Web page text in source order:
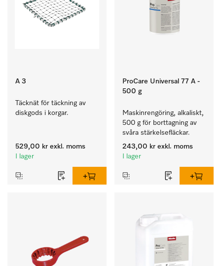
A 3
Täcknät för täckning av
diskgods i korgar.
529,00 kr exkl. moms
I lager
ProCare Universal 77 A -
500 g
Maskinrengöring, alkaliskt,
500 g för borttagning av
svåra stärkelsefläckar.
243,00 kr exkl. moms
I lager